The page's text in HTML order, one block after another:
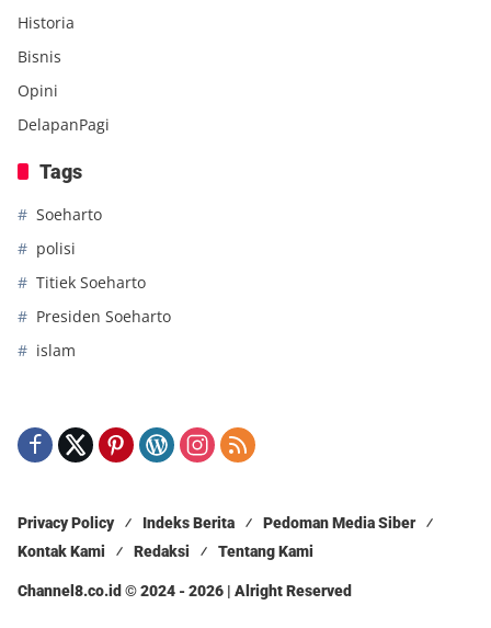
Historia
Bisnis
Opini
DelapanPagi
Tags
Soeharto
polisi
Titiek Soeharto
Presiden Soeharto
islam
Privacy Policy Indeks Berita
Pedoman Media Siber
Kontak Kami
Redaksi Tentang Kami
Channel8.co.id © 2024 - 2026 | Alright Reserved